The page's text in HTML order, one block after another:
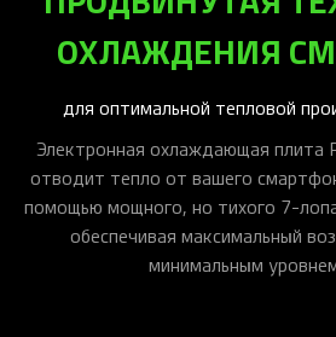
ОХЛАЖДЕНИЯ
для оптимальной тепловой
Электронная охлаждающая плита
отводит тепло от вашего
помощью мощного, но тихого 7-
обеспечивая максимальный
минимальным